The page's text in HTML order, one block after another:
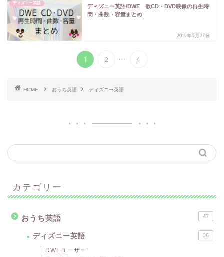
ディズニー英語
ディズニー英語/DWE 歌CD・DVD映像の再生時
間・曲数・容量まとめ
2019年5月27日
1 2 ... 4
HOME おうち英語 ディズニー英語
カテゴリー
おうち英語 47
ディズニー英語 36
DWEユーザー